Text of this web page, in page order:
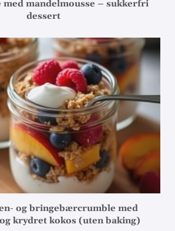
med mandelmousse – sukkerfri
dessert
og bringebærcrumble med
krydret kokos (uten baking)